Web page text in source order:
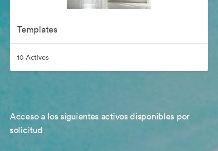
Templates
10 Activos
Acceso a los siguientes activos disponibles por
solicitud